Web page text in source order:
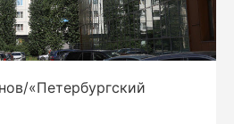
«Петербургский